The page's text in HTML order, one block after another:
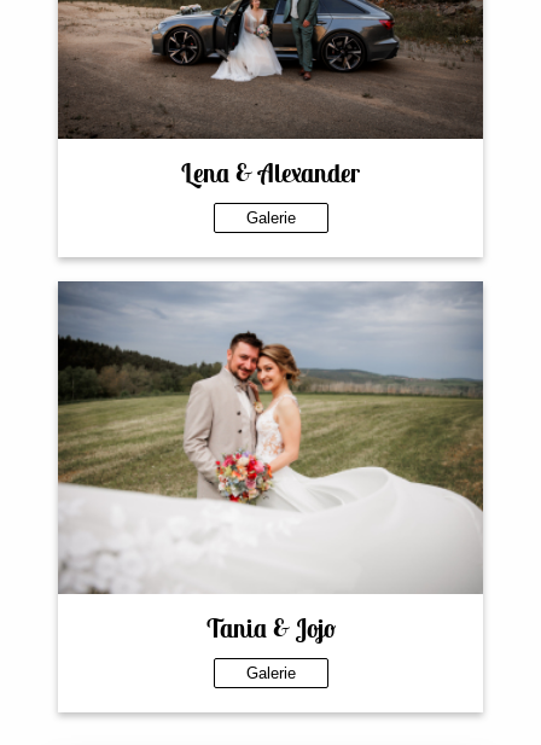
Lena & Alexander
Galerie
Tania & Jojo
Galerie